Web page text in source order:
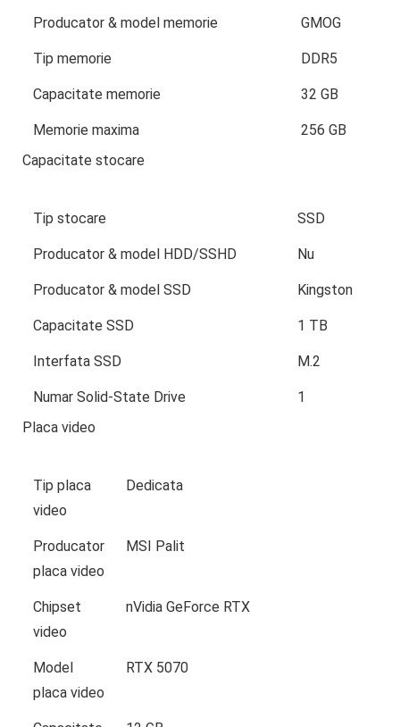
Producator & model memorie GMOG
Tip memorie DDR5
Capacitate memorie 32 GB
Memorie maxima
256 GB
Capacitate stocare
Tip stocare SSD
Producator & model HDD/SSHD Nu
Producator & model SSD Kingston
Capacitate SSD 1 TB
Interfata SSD M.2
Numar Solid-State Drive
1
Placa video
Tip placa
video
Dedicata
Producator
placa video
MSI Palit
Chipset
video
nVidia GeForce RTX
Model
placa video
RTX 5070